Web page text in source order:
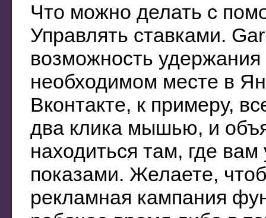
Что можно делать с
Управлять ставками.
возможность
необходимом месте в
Вконтакте, к примеру,
два клика мышью, и
находиться там, где
показами. Желаете,
рекламная кампания